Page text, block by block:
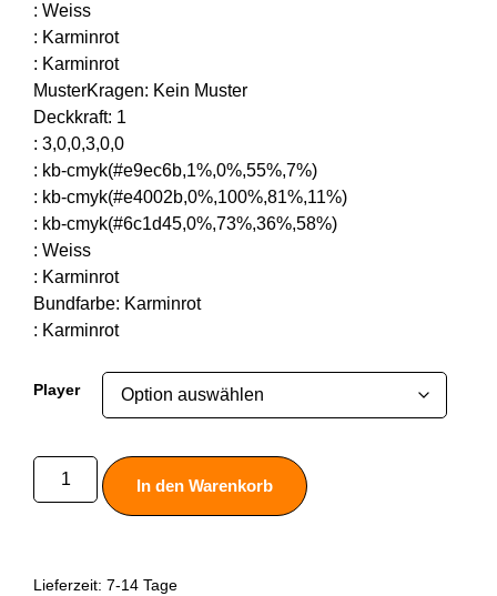
: Weiss
: Karminrot
: Karminrot
MusterKragen: Kein Muster
Deckkraft: 1
: 3,0,0,3,0,0
: kb-cmyk(#e9ec6b,1%,0%,55%,7%)
: kb-cmyk(#e4002b,0%,100%,81%,11%)
: kb-cmyk(#6c1d45,0%,73%,36%,58%)
: Weiss
: Karminrot
Bundfarbe: Karminrot
: Karminrot
Player
In den Warenkorb
Lieferzeit: 7-14 Tage